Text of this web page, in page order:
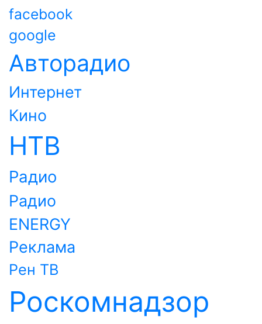
facebook
google
Авторадио
Интернет
Кино
НТВ
Радио
Радио
ENERGY
Реклама
Рен ТВ
Роскомнадзор